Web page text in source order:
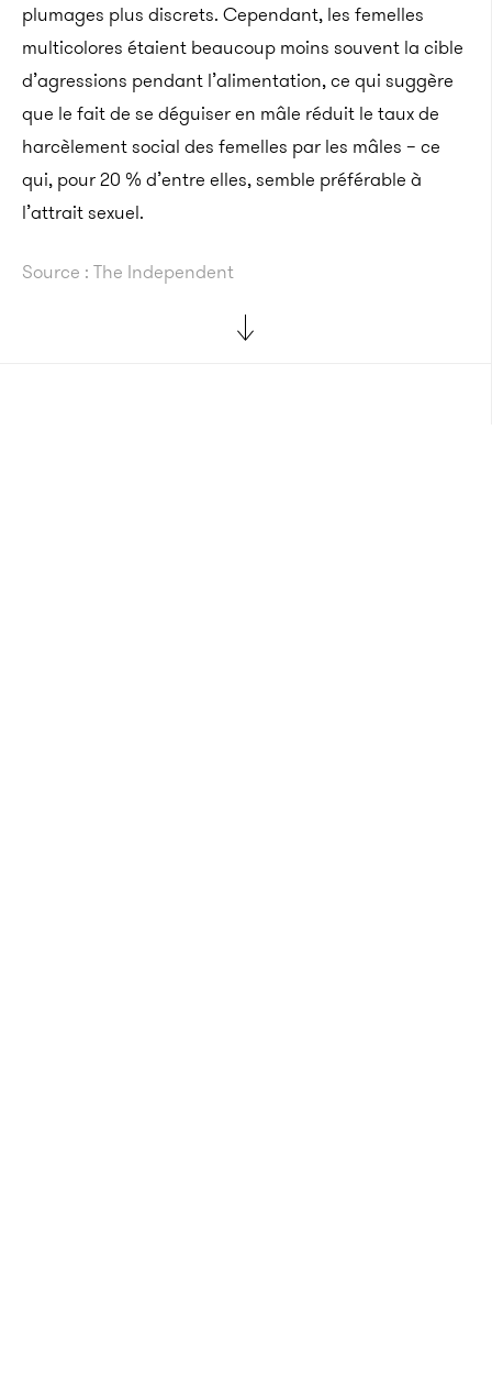
plumages plus discrets. Cependant, les femelles
multicolores étaient beaucoup moins souvent la cible
d’agressions pendant l’alimentation, ce qui suggère
que le fait de se déguiser en mâle réduit le taux de
harcèlement social des femelles par les mâles – ce
qui, pour 20 % d’entre elles, semble préférable à
l’attrait sexuel.
Source : The Independent